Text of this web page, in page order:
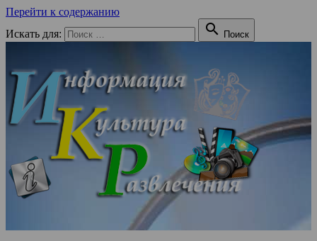
Перейти к содержанию
Искать для:
 Поиск